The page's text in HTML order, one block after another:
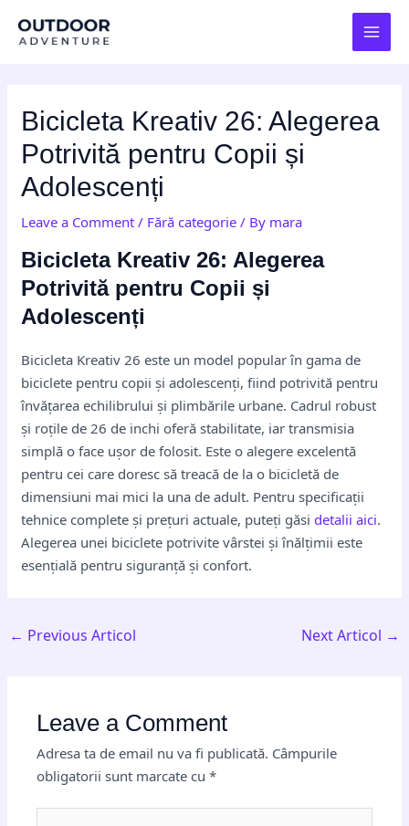
Bicicleta Kreativ 26: Alegerea
Potrivită pentru Copii și
Adolescenți
Leave a Comment / Fără categorie / By mara
Bicicleta Kreativ 26: Alegerea
Potrivită pentru Copii și
Adolescenți
Bicicleta Kreativ 26 este un model popular în gama de
biciclete pentru copii și adolescenți, fiind potrivită pentru
învățarea echilibrului și plimbările urbane. Cadrul robust
și roțile de 26 de inchi oferă stabilitate, iar transmisia
simplă o face ușor de folosit. Este o alegere excelentă
pentru cei care doresc să treacă de la o bicicletă de
dimensiuni mai mici la una de adult. Pentru specificații
tehnice complete și prețuri actuale, puteți găsidetalii aici.
Alegerea unei biciclete potrivite vârstei și înălțimii este
esențială pentru siguranță și confort.
navigation
← Previous Articol Next Articol →
Leave a Comment
Adresa ta de email nu va fi publicată. Câmpurile
obligatorii sunt marcate cu*